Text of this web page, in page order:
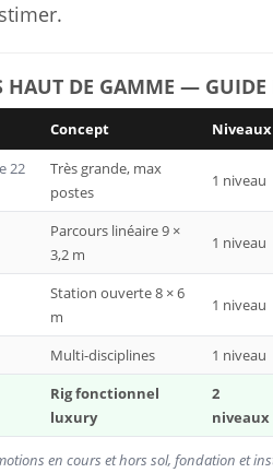
HAUT DE GAMME — GUIDE
Concept Niveaux
22
Très grande, max
postes
1 niveau
Parcours linéaire 9 ×
3,2 m
1 niveau
Station ouverte 8 × 6
m
1 niveau
Multi-disciplines 1 niveau
Rig fonctionnel
luxury
2
niveaux
en cours et hors sol, fondation et